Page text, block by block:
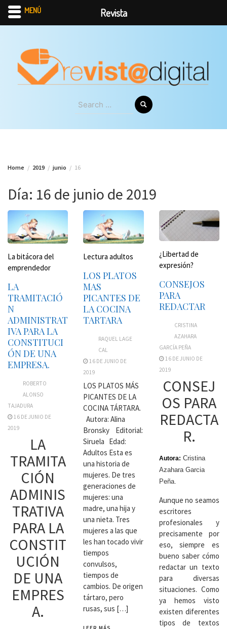
content
Search
for:
Home 2019 junio 16
Día: 16 de junio de 2019
La bitácora del
emprendedor
LA
TRAMITACIÓ
N
ADMINISTRAT
IVA PARA LA
CONSTITUCI
ÓN DE UNA
EMPRESA.
ROBERTO
ALONSO
TAJADURA
16 DE JUNIO DE
2019
LA
TRAMITA
CIÓN
ADMINIS
TRATIVA
PARA LA
CONSTIT
UCIÓN
DE UNA
EMPRES
A.
Lectura adultos
LOS PLATOS
MAS
PICANTES DE
LA COCINA
TARTARA
RAQUEL LAGE
CAL
16 DE JUNIO DE
2019
LOS PLATOS MÁS
PICANTES DE LA
COCINA TÁRTARA.
Autora: Alina
Bronsky Editorial:
Siruela Edad:
Adultos Esta es
una historia de
mujeres. De tres
generaciones de
mujeres: una
madre, una hija y
una nieta. Tres
mujeres a las que
les han tocado vivir
tiempos
convulsos,
tiempos de
cambios. De origen
tártaro, pero
rusas, sus […]
¿Libertad de
expresión?
CONSEJOS
PARA
REDACTAR
CRISTINA
AZAHARA
GARCÍA PEÑA
16 DE JUNIO DE
2019
CONSEJ
OS PARA
REDACTA
R.
Autora: Cristina
Azahara Garcia
Peña.
Aunque no seamos
escritores
profesionales y
precisamente por
eso, siempre es
bueno saber cómo
redactar un texto
para diversas
situaciones. Como
ya hemos visto
existen diferentes
tipos de textos
MENÚ Revista